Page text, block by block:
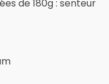
de 180g : senteur